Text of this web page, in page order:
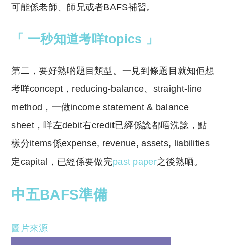
可能係老師、師兄或者BAFS補習。
「 一秒知道考咩topics 」
第二，要好熟啲題目類型。一見到條題目就知佢想
考咩concept，reducing-balance、straight-line
method，一做income statement & balance
sheet，咩左debit右credit已經係諗都唔洗諗，點
樣分items係expense, revenue, assets, liabilities
定capital，已經係要做完past paper之後熟晒。
中五BAFS準備
圖片來源